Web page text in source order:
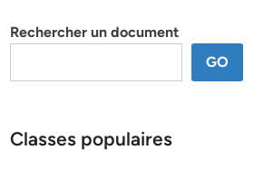
Rechercher un document
GO
Classes populaires